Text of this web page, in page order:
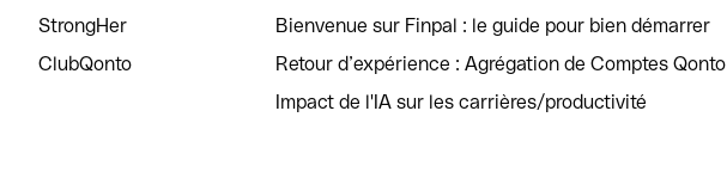
StrongHer
ClubQonto
Bienvenue sur Finpal : le guide pour bien démarrer
Retour d’expérience : Agrégation de Comptes Qonto
Impact de l'IA sur les carrières/productivité